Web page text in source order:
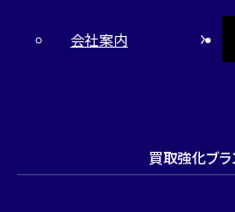
会社案内
買取強化ブラ